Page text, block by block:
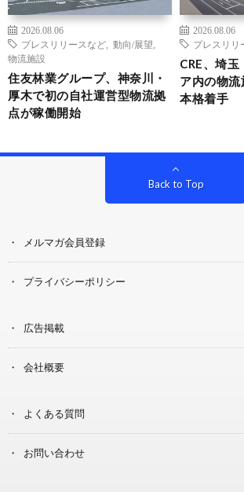
2026.08.06
プレスリリースなど
動向/展望
物流施設
住友林業グループ、神奈川・
厚木で初の自社運営型物流拠
点が稼働開始
2026.08.06
プレスリリ
CRE、埼玉
ア内の物
本格着手
Back to Top
メルマガ会員登録
プライバシーポリシー
広告掲載
会社概要
よくある質問
お問い合わせ